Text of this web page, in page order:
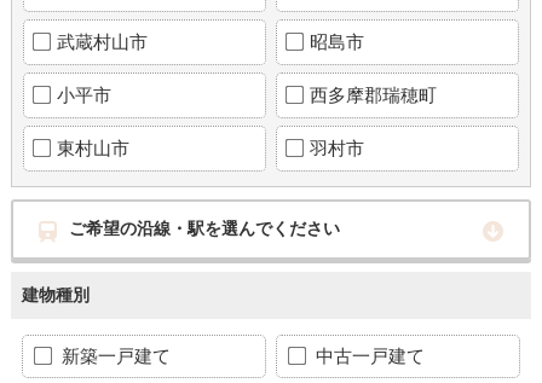
武蔵村山市 昭島市
小平市 西多摩郡瑞穂町
東村山市 羽村市
ご希望の沿線・駅を選んでください
建物種別
新築一戸建て 中古一戸建て